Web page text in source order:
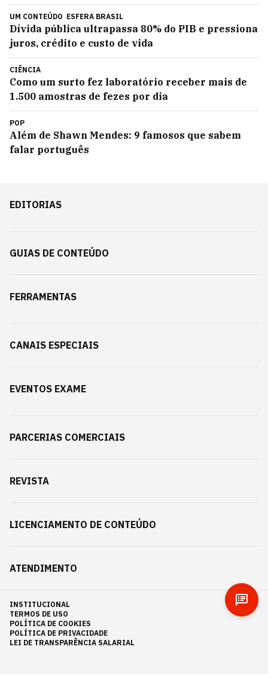
UM CONTEÚDO ESFERA BRASIL
Dívida pública ultrapassa 80% do PIB e pressiona
juros, crédito e custo de vida
CIÊNCIA
Como um surto fez laboratório receber mais de
1.500 amostras de fezes por dia
POP
Além de Shawn Mendes: 9 famosos que sabem
falar português
EDITORIAS
GUIAS DE CONTEÚDO
FERRAMENTAS
CANAIS ESPECIAIS
EVENTOS EXAME
PARCERIAS COMERCIAIS
REVISTA
LICENCIAMENTO DE CONTEÚDO
ATENDIMENTO
INSTITUCIONAL
TERMOS DE USO
POLÍTICA DE COOKIES
POLÍTICA DE PRIVACIDADE
LEI DE TRANSPARÊNCIA SALARIAL